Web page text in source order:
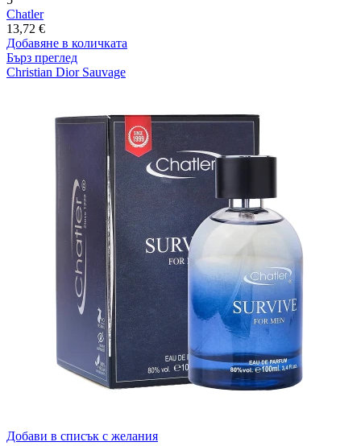
Chatler
13,72 €
Добавяне в количката
Бърз преглед
Christian Dior Sauvage
Добави в списък с желания